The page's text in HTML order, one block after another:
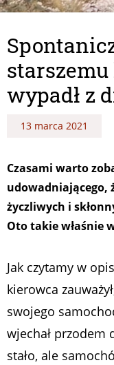
wypadł z
13 marca 2021
Czasami warto
udowadniającego,
życzliwych i
Oto takie właśnie
Jak czytamy w
kierowca
swojego
wjechał przodem
stało, ale